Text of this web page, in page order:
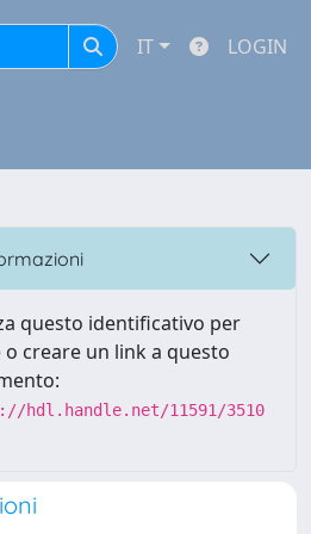
IT LOGIN
questo identificativo per
o creare un link a questo
hdl.handle.net/11591/3510